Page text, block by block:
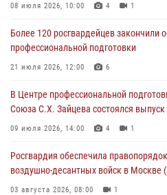
на охранника торгового центра (видео)
В Главном управлении Росгвардии по
работы подразделений за прошедший
08 июля 2026, 10:00 4 1
Более 120 росгвардейцев закончили
профессиональной подготовки
21 июля 2026, 12:00 6
В Центре профессиональной
Союза С.Х. Зайцева состоялся
09 июля 2026, 14:00 4 1
Росгвардия обеспечила
воздушно-десантных войск в Москве
03 августа 2026, 08:00 1